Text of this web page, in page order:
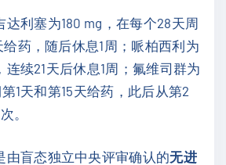
利塞为180 mg，在每个28天周
给药，随后休息1周；哌柏西利为
连续21天后休息1周；氟维司群为
1天和第15天给药，此后从第2
。
由盲态独立中央评审确认的无进